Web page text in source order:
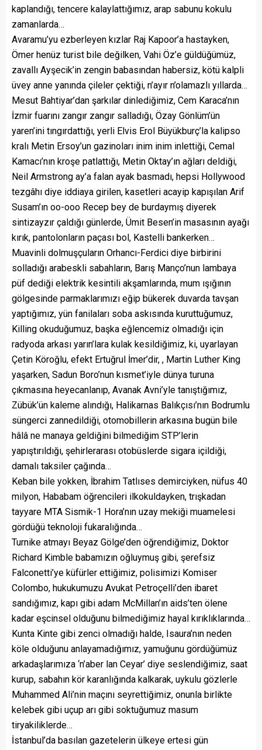
kaplandığı, tencere kalaylattığımız, arap sabunu kokulu
zamanlarda…
Avaramu’yu ezberleyen kızlar Raj Kapoor’a hastayken,
Ömer henüz turist bile değilken, Vahi Öz’e güldüğümüz,
zavallı Ayşecik’in zengin babasından habersiz, kötü kalpli
üvey anne yanında çileler çektiği, n’ayır n’olamazlı yıllarda…
Mesut Bahtiyar’dan şarkılar dinlediğimiz, Cem Karaca’nın
İzmir fuarını zangır zangır salladığı, Özay Gönlüm’ün
yaren’ini tıngırdattığı, yerli Elvis Erol Büyükburç’la kalipso
kralı Metin Ersoy’un gazinoları inim inim inlettiği, Cemal
Kamacı’nın kroşe patlattığı, Metin Oktay’ın ağları deldiği,
Neil Armstrong ay’a falan ayak basmadı, hepsi Hollywood
tezgâhı diye iddiaya girilen, kasetleri acayip kapışılan Arif
Susam’ın oo-ooo Recep bey de burdaymış diyerek
sintizayzır çaldığı günlerde, Ümit Besen’in masasının ayağı
kırık, pantolonların paçası bol, Kastelli bankerken…
Muavinli dolmuşçuların Orhancı-Ferdici diye birbirini
solladığı arabeskli sabahların, Barış Manço’nun lambaya
püf dediği elektrik kesintili akşamlarında, mum ışığının
gölgesinde parmaklarımızı eğip bükerek duvarda tavşan
yaptığımız, yün fanilaları soba askısında kuruttuğumuz,
Killing okuduğumuz, başka eğlencemiz olmadığı için
radyoda arkası yarın’lara kulak kesildiğimiz, ki, uyarlayan
Çetin Köroğlu, efekt Ertuğrul İmer’dir, , Martin Luther King
yaşarken, Sadun Boro’nun kısmet’iyle dünya turuna
çıkmasına heyecanlanıp, Avanak Avni’yle tanıştığımız,
Zübük’ün kaleme alındığı, Halikarnas Balıkçısı’nın Bodrumlu
süngerci zannedildiği, otomobillerin arkasına bugün bile
hâlâ ne manaya geldiğini bilmediğim STP’lerin
yapıştırıldığı, şehirlerarası otobüslerde sigara içildiği,
damalı taksiler çağında…
Keban bile yokken, İbrahim Tatlıses demirciyken, nüfus 40
milyon, Hababam öğrencileri ilkokuldayken, trışkadan
tayyare MTA Sismik-1 Hora’nın uzay mekiği muamelesi
gördüğü teknoloji fukaralığında…
Turnike atmayı Beyaz Gölge’den öğrendiğimiz, Doktor
Richard Kimble babamızın oğluymuş gibi, şerefsiz
Falconetti’ye küfürler ettiğimiz, polisimizi Komiser
Colombo, hukukumuzu Avukat Petroçelli’den ibaret
sandığımız, kapı gibi adam McMillan’ın aids’ten ölene
kadar eşcinsel olduğunu bilmediğimiz hayal kırıklıklarında…
Kunta Kinte gibi zenci olmadığı halde, Isaura’nın neden
köle olduğunu anlayamadığımız, yamuğunu gördüğümüz
arkadaşlarımıza ‘n’aber lan Ceyar’ diye seslendiğimiz, saat
kurup, sabahın kör karanlığında kalkarak, uykulu gözlerle
Muhammed Ali’nin maçını seyrettiğimiz, onunla birlikte
kelebek gibi uçup arı gibi soktuğumuz masum
tiryakiliklerde…
İstanbul’da basılan gazetelerin ülkeye ertesi gün